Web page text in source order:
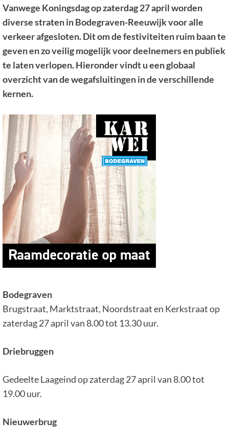
Vanwege Koningsdag op zaterdag 27 april worden
diverse straten in Bodegraven-Reeuwijk voor alle
verkeer afgesloten. Dit om de festiviteiten ruim baan te
geven en zo veilig mogelijk voor deelnemers en publiek
te laten verlopen. Hieronder vindt u een globaal
overzicht van de wegafsluitingen in de verschillende
kernen.
Bodegraven
Brugstraat, Marktstraat, Noordstraat en Kerkstraat op
zaterdag 27 april van 8.00 tot 13.30 uur.
Driebruggen
Gedeelte Laageind op zaterdag 27 april van 8.00 tot
19.00 uur.
Nieuwerbrug